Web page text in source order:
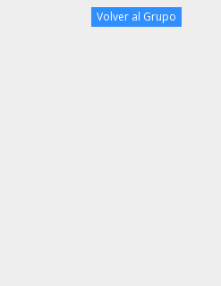
Volver al Grupo